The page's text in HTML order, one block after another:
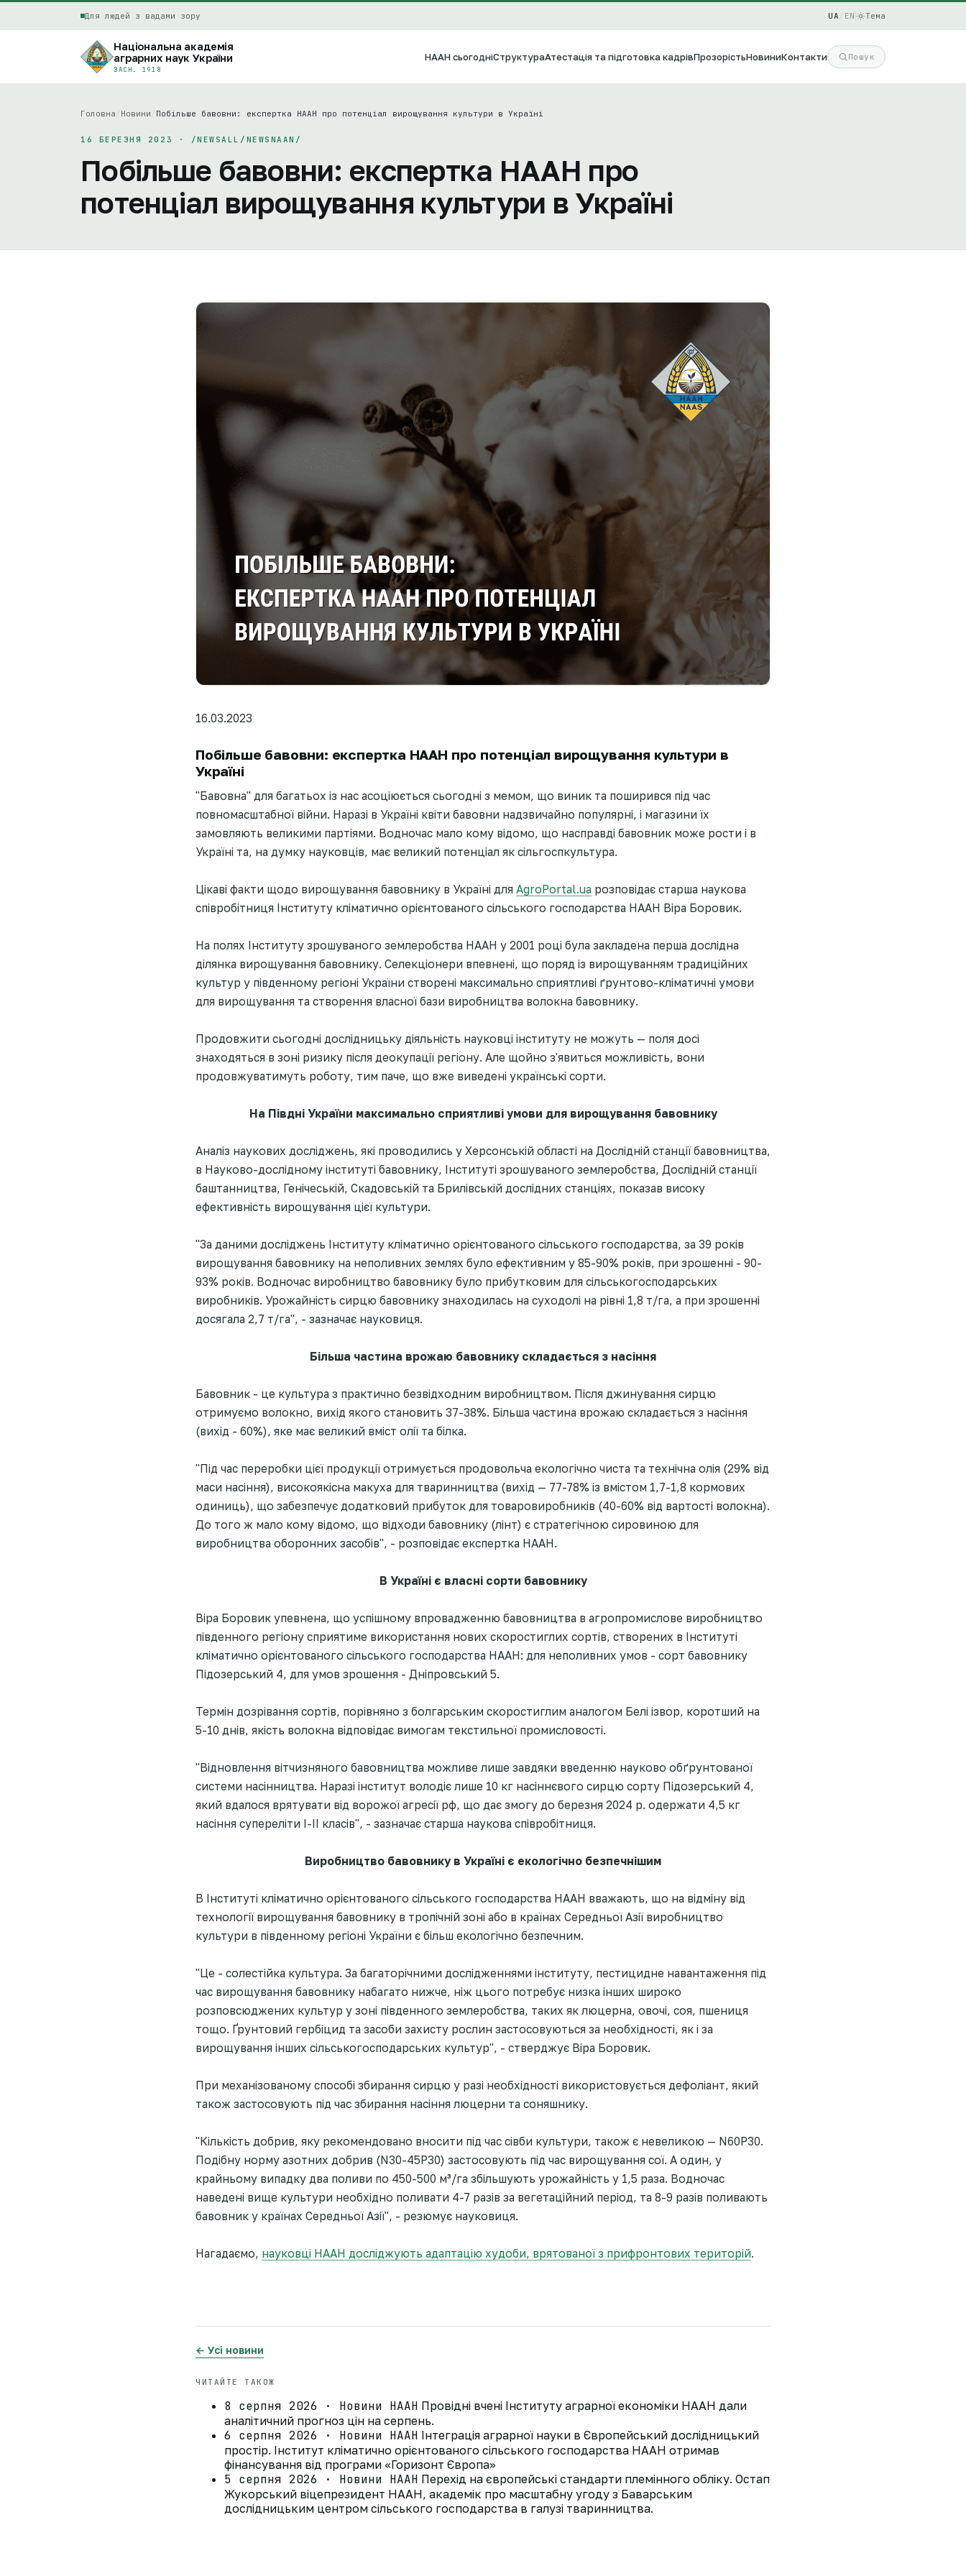
Для людей з вадами зору UA EN Тема
Національна академія
аграрних наук України
ЗАСН. 1918
НААН сьогодніСтруктураАтестація та підготовка кадрівПрозорістьНовиниКонтакти Пошук
Головна Новини Побільше бавовни: експертка НААН про потенціал вирощування культури в Україні
16 БЕРЕЗНЯ 2023 · /NEWSALL/NEWSNAAN/
Побільше бавовни: експертка НААН про
потенціал вирощування культури в Україні
16.03.2023
Побільше бавовни: експертка НААН про потенціал вирощування культури в
Україні
"Бавовна" для багатьох із нас асоціюється сьогодні з мемом, що виник та поширився під час
повномасштабної війни. Наразі в Україні квіти бавовни надзвичайно популярні, і магазини їх
замовляють великими партіями. Водночас мало кому відомо, що насправді бавовник може рости і в
Україні та, на думку науковців, має великий потенціал як сільгоспкультура.
Цікаві факти щодо вирощування бавовнику в Україні для AgroPortal.ua розповідає старша наукова
співробітниця Інституту кліматично орієнтованого сільського господарства НААН Віра Боровик.
На полях Інституту зрошуваного землеробства НААН у 2001 році була закладена перша дослідна
ділянка вирощування бавовнику. Селекціонери впевнені, що поряд із вирощуванням традиційних
культур у південному регіоні України створені максимально сприятливі ґрунтово-кліматичні умови
для вирощування та створення власної бази виробництва волокна бавовнику.
Продовжити сьогодні дослідницьку діяльність науковці інституту не можуть — поля досі
знаходяться в зоні ризику після деокупації регіону. Але щойно з'явиться можливість, вони
продовжуватимуть роботу, тим паче, що вже виведені українські сорти.
На Півдні України максимально сприятливі умови для вирощування бавовнику
Аналіз наукових досліджень, які проводились у Херсонській області на Дослідній станції бавовництва,
в Науково-дослідному інституті бавовнику, Інституті зрошуваного землеробства, Дослідній станції
баштанництва, Генічеській, Скадовській та Брилівській дослідних станціях, показав високу
ефективність вирощування цієї культури.
"За даними досліджень Інституту кліматично орієнтованого сільського господарства, за 39 років
вирощування бавовнику на неполивних землях було ефективним у 85-90% років, при зрошенні - 90-
93% років. Водночас виробництво бавовнику було прибутковим для сільськогосподарських
виробників. Урожайність сирцю бавовнику знаходилась на суходолі на рівні 1,8 т/га, а при зрошенні
досягала 2,7 т/га", - зазначає науковиця.
Більша частина врожаю бавовнику складається з насіння
Бавовник - це культура з практично безвідходним виробництвом. Після джинування сирцю
отримуємо волокно, вихід якого становить 37-38%. Більша частина врожаю складається з насіння
(вихід - 60%), яке має великий вміст олії та білка.
"Під час переробки цієї продукції отримується продовольча екологічно чиста та технічна олія (29% від
маси насіння), високоякісна макуха для тваринництва (вихід — 77-78% із вмістом 1,7-1,8 кормових
одиниць), що забезпечує додатковий прибуток для товаровиробників (40-60% від вартості волокна).
До того ж мало кому відомо, що відходи бавовнику (лінт) є стратегічною сировиною для
виробництва оборонних засобів", - розповідає експертка НААН.
В Україні є власні сорти бавовнику
Віра Боровик упевнена, що успішному впровадженню бавовництва в агропромислове виробництво
південного регіону сприятиме використання нових скоростиглих сортів, створених в Інституті
кліматично орієнтованого сільського господарства НААН: для неполивних умов - сорт бавовнику
Підозерський 4, для умов зрошення - Дніпровський 5.
Термін дозрівання сортів, порівняно з болгарським скоростиглим аналогом Белі ізвор, коротший на
5-10 днів, якість волокна відповідає вимогам текстильної промисловості.
"Відновлення вітчизняного бавовництва можливе лише завдяки введенню науково обґрунтованої
системи насінництва. Наразі інститут володіє лише 10 кг насіннєвого сирцю сорту Підозерський 4,
який вдалося врятувати від ворожої агресії рф, що дає змогу до березня 2024 р. одержати 4,5 кг
насіння супереліти І-ІІ класів", - зазначає старша наукова співробітниця.
Виробництво бавовнику в Україні є екологічно безпечнішим
В Інституті кліматично орієнтованого сільського господарства НААН вважають, що на відміну від
технології вирощування бавовнику в тропічній зоні або в країнах Середньої Азії виробництво
культури в південному регіоні України є більш екологічно безпечним.
"Це - солестійка культура. За багаторічними дослідженнями інституту, пестицидне навантаження під
час вирощування бавовнику набагато нижче, ніж цього потребує низка інших широко
розповсюджених культур у зоні південного землеробства, таких як люцерна, овочі, соя, пшениця
тощо. Ґрунтовий гербіцид та засоби захисту рослин застосовуються за необхідності, як і за
вирощування інших сільськогосподарських культур", - стверджує Віра Боровик.
При механізованому способі збирання сирцю у разі необхідності використовується дефоліант, який
також застосовують під час збирання насіння люцерни та соняшнику.
"Кількість добрив, яку рекомендовано вносити під час сівби культури, також є невеликою — N60Р30.
Подібну норму азотних добрив (N30-45Р30) застосовують під час вирощування сої. А один, у
крайньому випадку два поливи по 450-500 м³/га збільшують урожайність у 1,5 раза. Водночас
наведені вище культури необхідно поливати 4-7 разів за вегетаційний період, та 8-9 разів поливають
бавовник у країнах Середньої Азії", - резюмує науковиця.
Нагадаємо, науковці НААН досліджують адаптацію худоби, врятованої з прифронтових територій.
← Усі новини
ЧИТАЙТЕ ТАКОЖ
8 серпня 2026 · Новини НААН Провідні вчені Інституту аграрної економіки НААН дали
аналітичний прогноз цін на серпень.
6 серпня 2026 · Новини НААН Інтеграція аграрної науки в Європейський дослідницький
простір. Інститут кліматично орієнтованого сільського господарства НААН отримав
фінансування від програми «Горизонт Європа»
5 серпня 2026 · Новини НААН Перехід на європейські стандарти племінного обліку. Остап
Жукорський віцепрезидент НААН, академік про масштабну угоду з Баварським
дослідницьким центром сільського господарства в галузі тваринництва.